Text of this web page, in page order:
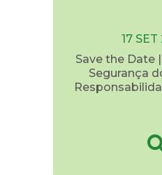
17
Save the Date
Segurança